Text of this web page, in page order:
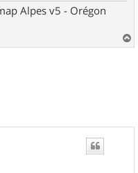
Alpes v5 - Orégon
a